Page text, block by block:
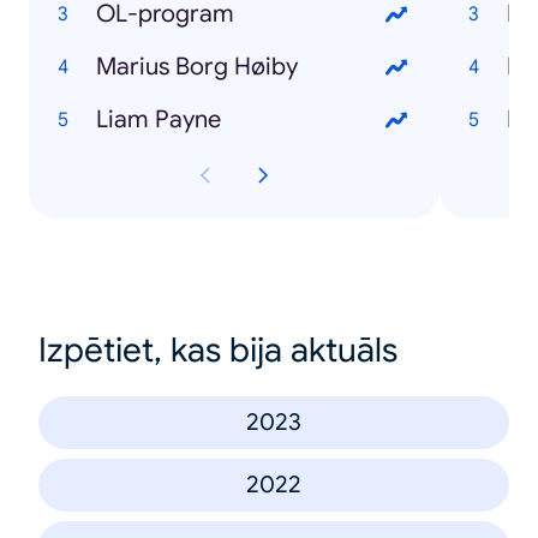
OL-program
Marius Borg Høiby
Liam Payne
Izpētiet, kas bija aktuāls
2023
2022